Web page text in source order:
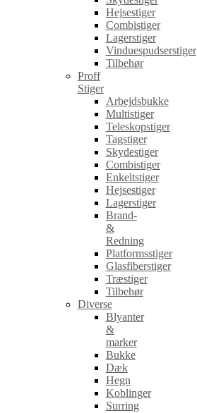
Hejsestiger
Combistiger
Lagerstiger
Vinduespudserstiger
Tilbehør
Proff
Stiger
Arbejdsbukke
Multistiger
Teleskopstiger
Tagstiger
Skydestiger
Combistiger
Enkeltstiger
Hejsestiger
Lagerstiger
Brand-
&
Redning
Platformsstiger
Glasfiberstiger
Træstiger
Tilbehør
Diverse
Blyanter
&
marker
Bukke
Dæk
Hegn
Koblinger
Surring